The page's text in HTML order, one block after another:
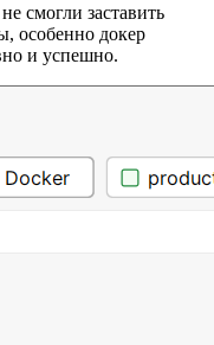
смогли заставить
особенно докер
и успешно.